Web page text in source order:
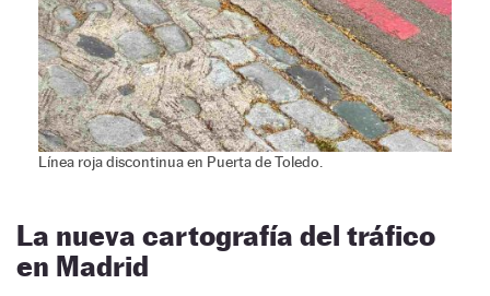
Línea roja discontinua en Puerta de Toledo.
La nueva cartografía del tráfico
en Madrid